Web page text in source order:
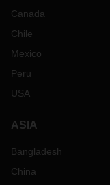
Canada
Chile
Mexico
Peru
USA
ASIA
Bangladesh
China